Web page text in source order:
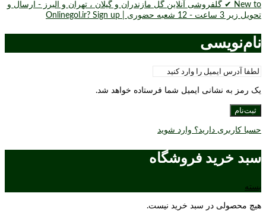
New to ✔ گلفروشی آنلاین گل مازندران و گیلان ، تهران و البرز - ارسال و
تحویل زیر 3 ساعت - 12 شعبه حضوری | Onlinegol.ir? Sign up
نام‌نویسی
یک رمز به نشانی ایمیل شما فرستاده خواهد شد.
ثبت‌نام
حسبا کاربری دارید؟ وارد شوید
سبد خرید فروشگاه
بسته
هیچ محصولی در سبد خرید نیست.